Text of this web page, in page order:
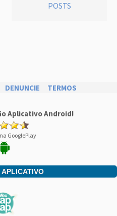
POSTS
DENUNCIE TERMOS
Aplicativo Android!
GooglePlay